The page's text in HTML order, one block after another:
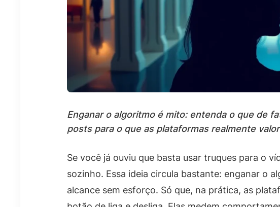
Enganar o algoritmo é mito: entenda o que de
posts para o que as plataformas realmente
Se você já ouviu que basta usar truques para o
sozinho. Essa ideia circula bastante: enganar o
alcance sem esforço. Só que, na prática, as